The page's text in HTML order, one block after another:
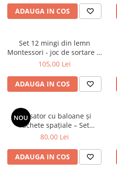
Jocuri de Constructie & Asamblare
Jucarii din Lemn Natural
Trenulete & Seturi Feroviare
Invatare prin Joaca
Jucarii pentru Dezvoltare
ADAUGA IN COS
Set 12 mingi din lemn
Montessori - joc de sortare și
numărare
105,00 Lei
ADAUGA IN COS
NOU
Lansator cu baloane și
rachete spațiale – Set
interactiv cu pompă
80,00 Lei
ADAUGA IN COS